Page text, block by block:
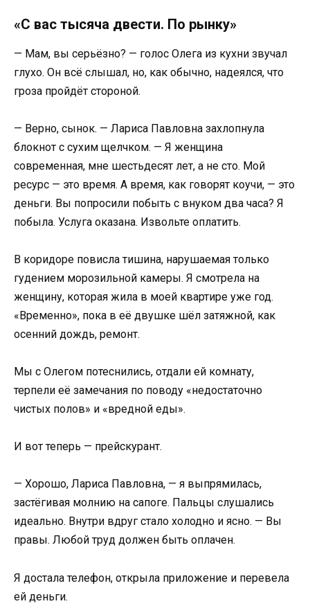
«С вас тысяча двести. По рынку»
— Мам, вы серьёзно? — голос Олега из кухни звучал
глухо. Он всё слышал, но, как обычно, надеялся, что
гроза пройдёт стороной.
— Верно, сынок. — Лариса Павловна захлопнула
блокнот с сухим щелчком. — Я женщина
современная, мне шестьдесят лет, а не сто. Мой
ресурс — это время. А время, как говорят коучи, — это
деньги. Вы попросили побыть с внуком два часа? Я
побыла. Услуга оказана. Извольте оплатить.
В коридоре повисла тишина, нарушаемая только
гудением морозильной камеры. Я смотрела на
женщину, которая жила в моей квартире уже год.
«Временно», пока в её двушке шёл затяжной, как
осенний дождь, ремонт.
Мы с Олегом потеснились, отдали ей комнату,
терпели её замечания по поводу «недостаточно
чистых полов» и «вредной еды».
И вот теперь — прейскурант.
— Хорошо, Лариса Павловна, — я выпрямилась,
застёгивая молнию на сапоге. Пальцы слушались
идеально. Внутри вдруг стало холодно и ясно. — Вы
правы. Любой труд должен быть оплачен.
Я достала телефон, открыла приложение и перевела
ей деньги.